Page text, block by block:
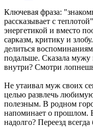
Ключевая фраза:
рассказывает с
энергетикой и вместо
сарказм, критику и
делиться
подальше. Сказала
внутри? Смотри
Не утаивал муж своих
целью развлечь
полезным. В родном
напоминает о прошлом.
надолго? Переезд